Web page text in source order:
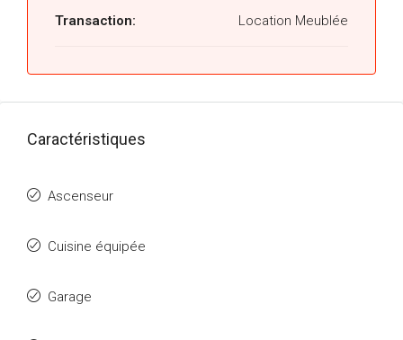
Transaction: Location Meublée
Caractéristiques
Ascenseur
Cuisine équipée
Garage